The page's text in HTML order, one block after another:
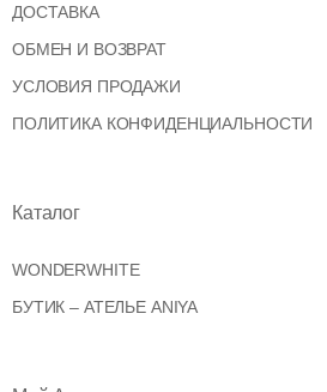
ДОСТАВКА
ОБМЕН И ВОЗВРАТ
УСЛОВИЯ ПРОДАЖИ
ПОЛИТИКА КОНФИДЕНЦИАЛЬНОСТИ
Каталог
WONDERWHITE
БУТИК – АТЕЛЬЕ ANIYA